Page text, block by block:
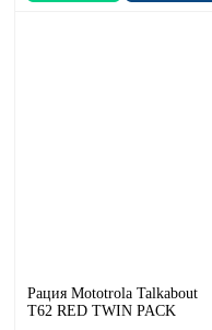
Рация Mototrola Talkabout
T62 RED TWIN PACK